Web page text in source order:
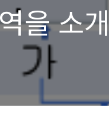
을 소